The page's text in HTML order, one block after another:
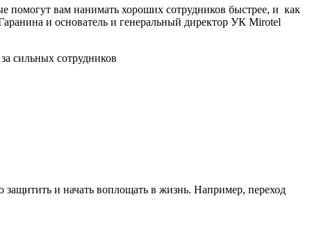
вам нанимать хороших сотрудников быстрее, и как
и основатель и генеральный директор УК Mirotel
и начать воплощать в жизнь. Например, переход